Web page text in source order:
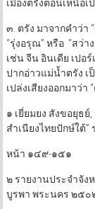
เมืองตรังตอนเหนือ
๓. ตรัง มาจากคำว่า
“รุ่งอรุณ” หรือ “สว่
เช่น จีน อินเดีย เปอ
ปากอ่าวแม่น้ำตรัง เ
เปล่งเสียงออกมาว่า
๑ เยี่ยมยง สังขอยุธ
สำเนียงไทยปักษ์ใต้
หน้า ๑๔๙-๑๕๑
๒ รายงานประจำจัง
บูรพา พระนคร ๒๕๐